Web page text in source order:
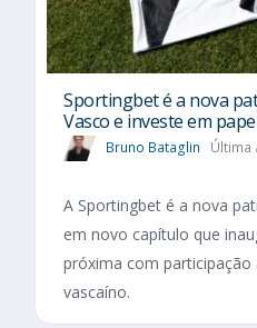
Sportingbet é a nova
Vasco e investe em
Bruno Bataglin Última
A Sportingbet é a nova
em novo capítulo que
próxima com
vascaíno.